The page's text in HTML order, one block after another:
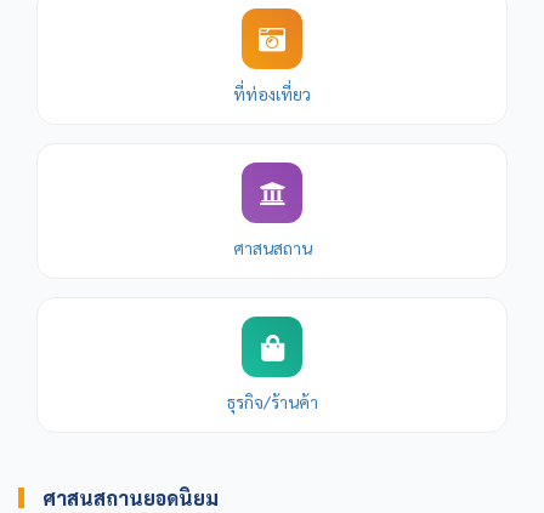
ที่ท่องเที่ยว
ศาสนสถาน
ธุรกิจ/ร้านค้า
ศาสนสถานยอดนิยม